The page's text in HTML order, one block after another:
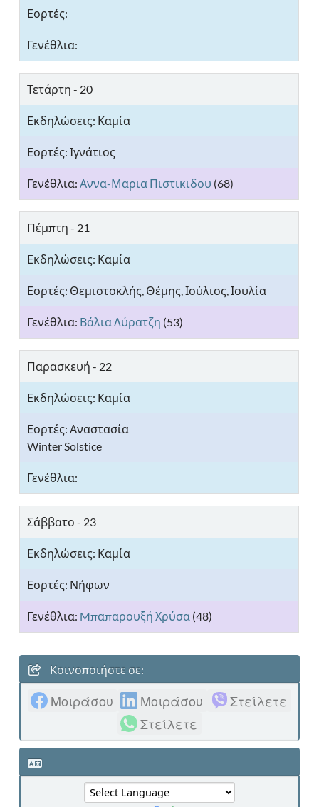
Τετάρτη - 20
Ιγνάτιος
Αννα-Μαρια Πιστικιδου (68)
Πέμπτη - 21
Θεμιστοκλής, Θέμης, Ιούλιος, Ιουλία
Βάλια Λύρατζη (53)
Παρασκευή - 22
Αναστασία
Winter Solstice
Σάββατο - 23
Νήφων
Mπαπαρουξή Χρύσα (48)
Κοινοποιήστε σε:
Μοιράσου Μοιράσου
Στείλετε
Στείλετε